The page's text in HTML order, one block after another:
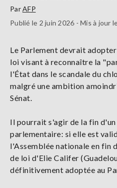
ParAFP
Publié le 2 juin 2026 - Mis à jour
Le Parlement devrait
loi visant à reconnaître la
l'État dans le scandale du
malgré une ambition
Sénat.
Il pourrait s'agir de la fin
parlementaire: si elle est
l'Assemblée nationale en fin
de loi d'Elie Califer
définitivement adoptée au